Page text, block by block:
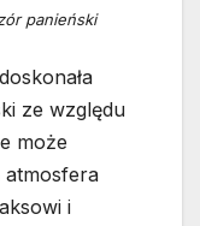
panieński
ze względu
może
atmosfera
i